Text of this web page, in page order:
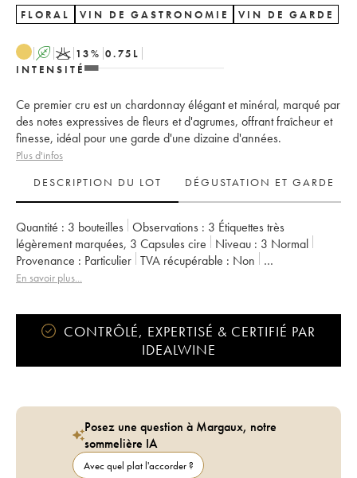
FLORAL VIN DE GASTRONOMIE VIN DE GARDE
A K 13% 0.75 L
INTENSITÉ
Ce premier cru est un chardonnay élégant et minéral, marqué par
des notes expressives de fleurs et d'agrumes, offrant fraîcheur et
finesse, idéal pour une garde d'une dizaine d'années.
Plus d'infos
DESCRIPTION DU LOT
DÉGUSTATION ET GARDE
Quantité : 3 bouteilles Observations : 3 Étiquettes très
légèrement marquées, 3 Capsules cire Niveau : 3 Normal
Provenance : particulier TVA récupérable :
non
Région :
Bourgogne
En savoir plus...
CONTRÔLÉ, EXPERTISÉ & CERTIFIÉ PAR
IDEALWINE
Posez une question à Margaux, notre
sommelière IA
Avec quel plat l'accorder ?